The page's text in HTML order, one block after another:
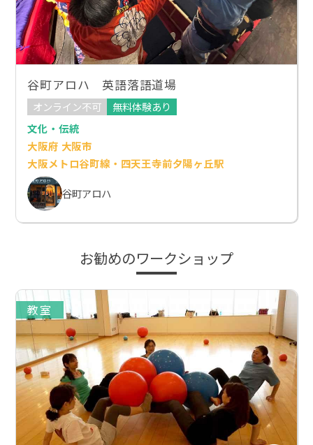
谷町アロハ 英語落語道場
オンライン不可
無料体験あり
文化・伝統
大阪府 大阪市
大阪メトロ谷町線・四天王寺前夕陽ヶ丘駅
谷町アロハ
お勧めのワークショップ
教室